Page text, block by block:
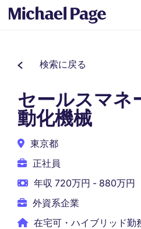
検索に戻る
セールスマネ
動化機械
東京都
正社員
年収 720万円 - 880万円
外資系企業
在宅可・ハイブリッド勤